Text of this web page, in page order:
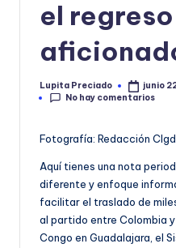
el
Publicado
por
Lupita Preciado
junio
No hay comentarios
Fotografía: Redacción
Aquí tienes una nota
diferente y enfoque
facilitar el traslado de
al partido entre Colombia
Congo en Guadalajara, el